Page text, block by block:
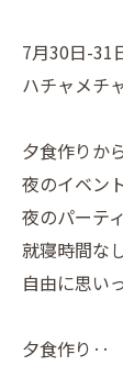
7月30日-31
ハチャメチ
夕食作りか
夜のイベン
夜のパーテ
就寝時間な
自由に思い
夕食作り‥